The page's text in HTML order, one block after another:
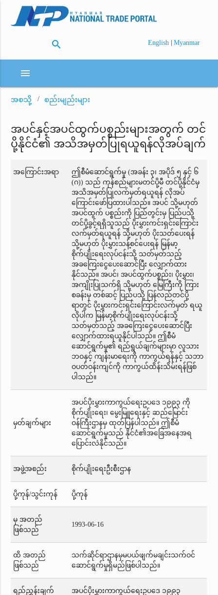
search English | Myanmar
menu
အစသို့ စည်းမျည်းများ
အပင်နှင့်အပင်ထွက်ပစ္စည်းများအတွက် တင်
ပို့နိုင်ငံ၏ အသိအမှတ်ပြုရယူရန်လိုအပ်ချက်
အကြောင်းအရာ
ဤစီမံဆောင်ရွက်မှု (အခန်း ၃၊ အပိုဒ် ၅ နှင့် ၆
(ဂ)) သည် ကုန်စည်များမတင်ပို့မီ တင်ပို့နိုင်ငံမှ
အသိအမှတ်ပြုလက်မှတ်ရယူရန် လိုအပ်
ကြောင်းဖော်ပြထားပါသည်။ အပင် သို့မဟုတ်
အပင်ထွက် ပစ္စည်းကို ပြည်တွင်းမှ ပြည်ပသို့
တင်ပို့ခွင့်ရရှိသူသည် ပိုးမွှားကင်းရှင်းကြောင်း
လက်မှတ်ရယူရန် သို့မဟုတ် ပိုးသတ်ပေးရန်
သို့မဟုတ် ပိုးမွှားသန့်စင်ပေးရန် မြန်မာ့
စိုက်ပျိုးရေးလုပ်ငန်းသို့ သတ်မှတ်သည့်
အခကြေးငွေပေးဆောင်ပြီး လျှောက်ထား
နိုင်သည်။ အပင်၊ အပင်ထွက်ပစ္စည်း၊ ပိုးမွှား၊
အကျိုးပြုသက်ရှိ သို့မဟုတ် မြေကြီးကို ကြား
စခန်းမှ တစ်ဆင့် ပြည်ပသို့ ပြန်လည်တင်ပို့
ရာတွင် ပိုးမွှားကင်းရှင်းကြောင်းလက်မှတ် ရယူ
လိုပါက မြန်မာ့စိုက်ပျိုးရေးလုပ်ငန်းသို့
သတ်မှတ်သည့် အခကြေးငွေပေးဆောင်ပြီး
လျှောက်ထားရယူနိုင်ပါသည်။ ဤစီမံ
ဆောင်ရွက်မှု၏ ရည်ရွယ်ချက်များမှာ လူသား
ဘဝနှင့် ကျန်းမာရေးကို ကာကွယ်ရန်နှင့် သဘာ
ဝပတ်ဝန်းကျင်ကို ကာကွယ်ထိန်းသိမ်းရန်ဖြစ်
ပါသည်။
မှတ်ချက်များ
အပင်ပိုးမွှားကာကွယ်ရေးဥပဒေ ၁၉၉၃ ကို
စိုက်ပျိုးရေး၊ မွေးမြူရေးနှင့် ဆည်မြောင်း
ဝန်ကြီးဌာနမှ ထုတ်ပြန်ပါသည်။ ဤစီမံ
ဆောင်ရွက်မှုသည် နိုင်ငံ၏အခြေအနေအရ
ပြောင်းလဲနိုင်သည်။
အဖွဲ့အစည်း စိုက်ပျိုးရေးဦးစီးဌာန
ပို့ကုန်/သွင်းကုန် ပို့ကုန်
မှ အတည်
ဖြစ်သည်
1993-06-16
ထိ အတည်
ဖြစ်သည်
သက်ဆိုင်ရာဌာနမှမပယ်ဖျက်မချင်းသက်ဝင်
ဆောင်ရွက်မှုရှိမည်ဖြစ်ပါသည်။
ရည်ညွှန်းချက် အပင်ပိုးမွှားကာကွယ်ရေးဥပဒေ ၁၉၉၃